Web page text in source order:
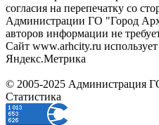
согласия на перепечатку со
Администрации ГО "Город
авторов информации не
Сайт www.arhcity.ru
Яндекс.Метрика
© 2005-2025 Администрация
Статистика